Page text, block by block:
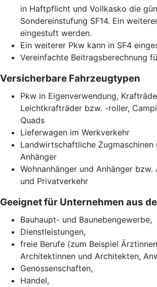
in Haftpflicht und Vollkasko die
Sondereinstufung SF14. Ein
eingestuft werden.
Ein weiterer Pkw kann in SF4
Vereinfachte Beitragsberechnung
Versicherbare Fahrzeugtypen
Pkw in Eigenverwendung,
Leichtkrafträder bzw. -roller,
Quads
Lieferwagen im Werkverkehr
Landwirtschaftliche Zugmaschinen
Anhänger
Wohnanhänger und Anhänger
und Privatverkehr
Geeignet für Unternehmen aus
Bauhaupt- und Baunebengewerbe,
Dienstleistungen,
freie Berufe (zum Beispiel
Architektinnen und Architekten,
Genossenschaften,
Handel,